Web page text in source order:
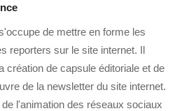
de mettre en forme les
reporters sur le site internet. Il
création de capsule éditoriale et de
de la newsletter du site internet.
l'animation des réseaux sociaux